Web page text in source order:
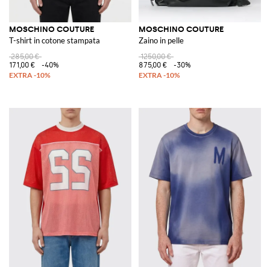
MOSCHINO COUTURE
T-shirt in cotone stampata
285,00 €
171,00 €
-40%
MOSCHINO COUTURE
Zaino in pelle
1250,00 €
875,00 €
-30%